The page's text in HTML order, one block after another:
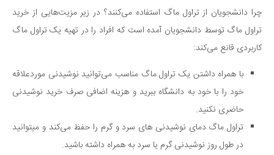
چرا دانشجویان از تراول ماگ استفاده می‌کنند؟ در زیر مزیت‌هایی از خرید
تراول ماگ توسط دانشجویان آمده است که افراد را در تهیه یک تراول ماگ
کاربردی قانع می‌کند:
با همراه داشتن یک تراول ماگ مناسب می‌توانید نوشیدنی موردعلاقه
خود را با خود به دانشگاه ببرید و هزینه اضافی صرف خرید نوشیدنی
حاضری نکنید.
تراول ماگ دمای نوشیدنی های سرد و گرم را حفظ می‌کند و میتوانید
در طول روز نوشیدنی گرم یا سرد به همراه داشته باشید.